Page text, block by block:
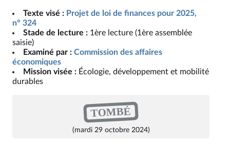
Texte visé : Projet de loi de finances pour 2025,
n° 324
Stade de lecture : 1ère lecture (1ère assemblée
saisie)
Examiné par : Commission des affaires
économiques
Mission visée : Écologie, développement et mobilité
durables
TOMBÉ
(mardi 29 octobre 2024)